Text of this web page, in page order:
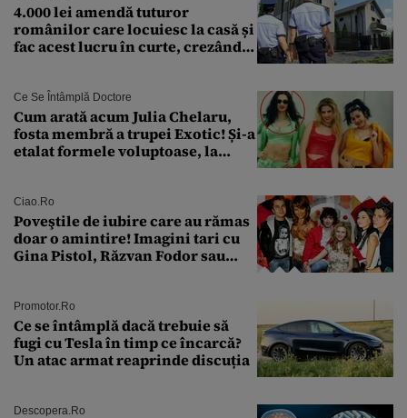
4.000 lei amendă tuturor
românilor care locuiesc la casă și
fac acest lucru în curte, crezând
Ce Se Întâmplă Doctore
Cum arată acum Julia Chelaru,
fosta membră a trupei Exotic! Și-a
etalat formele voluptoase, la
Ciao.ro
Poveştile de iubire care au rămas
doar o amintire! Imagini tari cu
Gina Pistol, Răzvan Fodor sau
Promotor.ro
Ce se întâmplă dacă trebuie să
fugi cu Tesla în timp ce încarcă?
Un atac armat reaprinde discuția
Descopera.ro